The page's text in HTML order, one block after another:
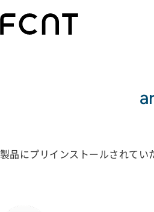
製品にプリインストールされてい